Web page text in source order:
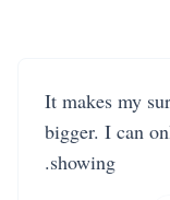
It makes my
bigger. I can
showing.